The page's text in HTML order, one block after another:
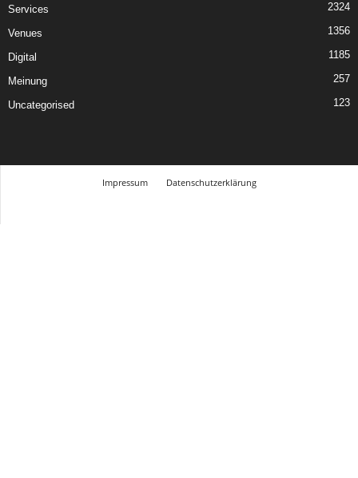
Services 2324
Venues 1356
Digital 1185
Meinung 257
Uncategorised 123
Impressum
Datenschutzerklärung